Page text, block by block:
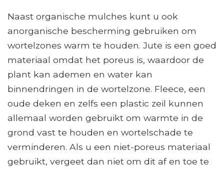
Naast organische mulches kunt u ook
anorganische bescherming gebruiken om
wortelzones warm te houden. Jute is een goed
materiaal omdat het poreus is, waardoor de
plant kan ademen en water kan
binnendringen in de wortelzone. Fleece, een
oude deken en zelfs een plastic zeil kunnen
allemaal worden gebruikt om warmte in de
grond vast te houden en wortelschade te
verminderen. Als u een niet-poreus materiaal
gebruikt, vergeet dan niet om dit af en toe te